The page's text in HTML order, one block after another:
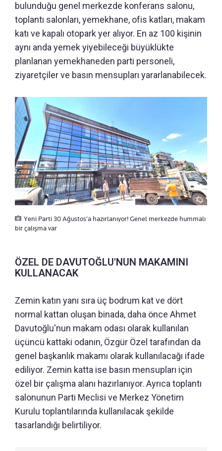
bulunduğu genel merkezde konferans salonu,
toplantı salonları, yemekhane, ofis katları, makam
katı ve kapalı otopark yer alıyor. En az 100 kişinin
aynı anda yemek yiyebileceği büyüklükte
planlanan yemekhaneden parti personeli,
ziyaretçiler ve basın mensupları yararlanabilecek.
Yeni Parti 30 Ağustos'a hazırlanıyor! Genel merkezde hummalı
bir çalışma var
ÖZEL DE DAVUTOĞLU'NUN MAKAMINI
KULLANACAK
Zemin katın yanı sıra üç bodrum kat ve dört
normal kattan oluşan binada, daha önce Ahmet
Davutoğlu'nun makam odası olarak kullanılan
üçüncü kattaki odanın, Özgür Özel tarafından da
genel başkanlık makamı olarak kullanılacağı ifade
ediliyor. Zemin katta ise basın mensupları için
özel bir çalışma alanı hazırlanıyor. Ayrıca toplantı
salonunun Parti Meclisi ve Merkez Yönetim
Kurulu toplantılarında kullanılacak şekilde
tasarlandığı belirtiliyor.